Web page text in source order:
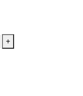
+